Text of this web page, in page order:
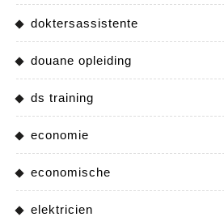
doktersassistente
douane opleiding
ds training
economie
economische
elektricien